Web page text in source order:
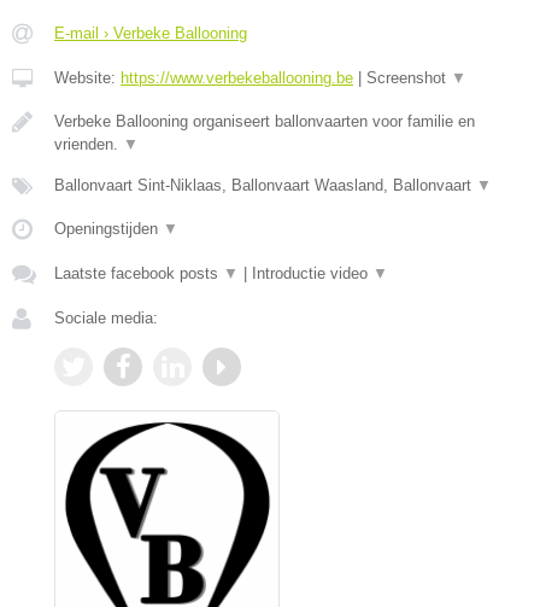
E-mail › Verbeke Ballooning
Website: https://www.verbekeballooning.be Screenshot ▼
Verbeke Ballooning organiseert ballonvaarten voor familie en
vrienden. ▼
Ballonvaart Sint-Niklaas, Ballonvaart Waasland, Ballonvaart ▼
Openingstijden ▼
Laatste facebook posts ▼ Introductie video ▼
Sociale media: